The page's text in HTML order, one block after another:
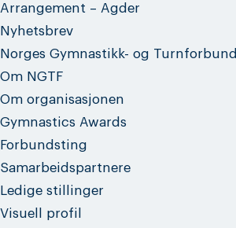
Arrangement – Agder
Nyhetsbrev
Norges Gymnastikk- og Turnforbund
Om NGTF
Om organisasjonen
Gymnastics Awards
Forbundsting
Samarbeidspartnere
Ledige stillinger
Visuell profil